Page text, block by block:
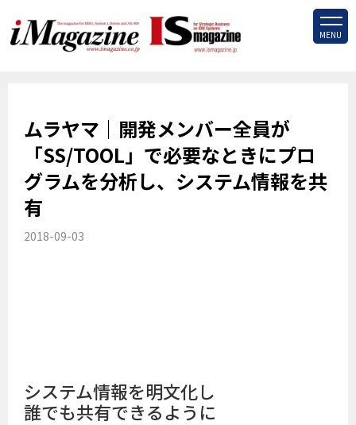
MENU
ムラヤマ｜開発メンバー全員が
「SS/TOOL」で必要なときにプロ
グラムを分析し、システム情報を共
有
2018-09-03
システム情報を明文化し
誰でも共有できるように